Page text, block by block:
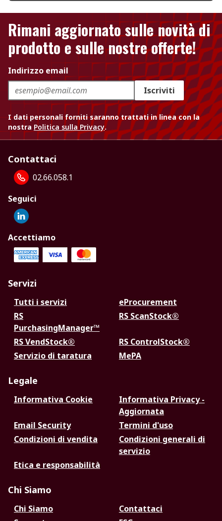
Rimani aggiornato sulle novità di
prodotto e sulle nostre offerte!
Indirizzo email
Iscriviti
I dati personali forniti saranno trattati in linea con la
nostra Politica sulla Privacy.
Contattaci
02.66.058.1
Seguici
Accettiamo
Servizi
Tutti i servizi
eProcurement
RS
PurchasingManager™
RS ScanStock®
RS VendStock®
RS ControlStock®
Servizio di taratura
MePA
Legale
Informativa Cookie
Informativa Privacy -
Aggiornata
Email Security
Termini d'uso
Condizioni di vendita
Condizioni generali di
servizio
Etica e responsabilità
Chi Siamo
Chi Siamo
Contattaci